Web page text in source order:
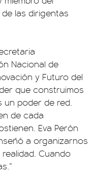
las dirigentas
Nacional de
y Futuro del
que construimos
un poder de red.
de cada
Eva Perón
a organizarnos
Cuando